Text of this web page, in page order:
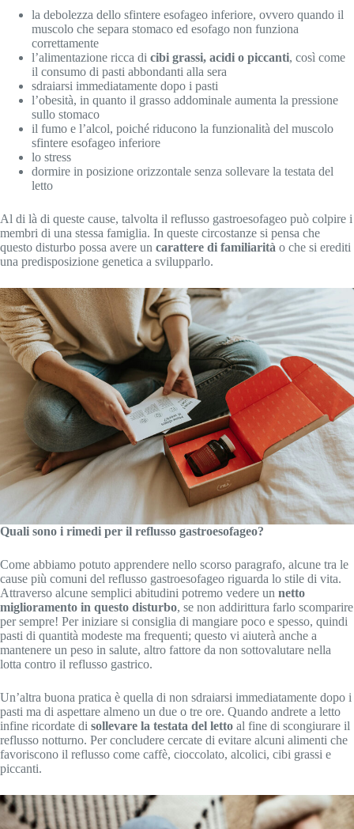
la debolezza dello sfintere esofageo inferiore, ovvero quando il
muscolo che separa stomaco ed esofago non funziona
correttamente
l’alimentazione ricca di cibi grassi, acidi o piccanti, così come
il consumo di pasti abbondanti alla sera
sdraiarsi immediatamente dopo i pasti
l’obesità, in quanto il grasso addominale aumenta la pressione
sullo stomaco
il fumo e l’alcol, poiché riducono la funzionalità del muscolo
sfintere esofageo inferiore
lo stress
dormire in posizione orizzontale senza sollevare la testata del
letto
Al di là di queste cause, talvolta il reflusso gastroesofageo può colpire i
membri di una stessa famiglia. In queste circostanze si pensa che
questo disturbo possa avere un carattere di familiarità o che si erediti
una predisposizione genetica a svilupparlo.
Quali sono i rimedi per il reflusso gastroesofageo?
Come abbiamo potuto apprendere nello scorso paragrafo, alcune tra le
cause più comuni del reflusso gastroesofageo riguarda lo stile di vita.
Attraverso alcune semplici abitudini potremo vedere un netto
miglioramento in questo disturbo, se non addirittura farlo scomparire
per sempre! Per iniziare si consiglia di mangiare poco e spesso, quindi
pasti di quantità modeste ma frequenti; questo vi aiuterà anche a
mantenere un peso in salute, altro fattore da non sottovalutare nella
lotta contro il reflusso gastrico.
Un’altra buona pratica è quella di non sdraiarsi immediatamente dopo i
pasti ma di aspettare almeno un due o tre ore. Quando andrete a letto
infine ricordate di sollevare la testata del letto al fine di scongiurare il
reflusso notturno. Per concludere cercate di evitare alcuni alimenti che
favoriscono il reflusso come caffè, cioccolato, alcolici, cibi grassi e
piccanti.